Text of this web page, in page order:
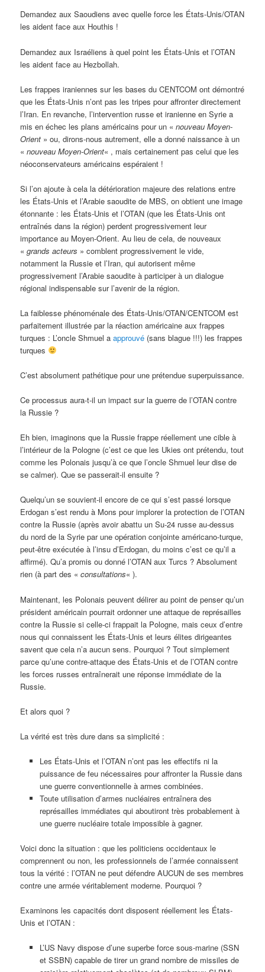
Demandez aux Saoudiens avec quelle force les États-Unis/OTAN
les aident face aux Houthis !
Demandez aux Israéliens à quel point les États-Unis et l’OTAN
les aident face au Hezbollah.
Les frappes iraniennes sur les bases du CENTCOM ont démontré
que les États-Unis n’ont pas les tripes pour affronter directement
l’Iran. En revanche, l’intervention russe et iranienne en Syrie a
mis en échec les plans américains pour un «nouveau Moyen-
Orient » ou, dirons-nous autrement, elle a donné naissance à un
«nouveau Moyen-Orient« , mais certainement pas celui que les
néoconservateurs américains espéraient !
Si l’on ajoute à cela la détérioration majeure des relations entre
les États-Unis et l’Arabie saoudite de MBS, on obtient une image
étonnante : les États-Unis et l’OTAN (que les États-Unis ont
entraînés dans la région) perdent progressivement leur
importance au Moyen-Orient. Au lieu de cela, de nouveaux
«grands acteurs » comblent progressivement le vide,
notamment la Russie et l’Iran, qui autorisent même
progressivement l’Arabie saoudite à participer à un dialogue
régional indispensable sur l’avenir de la région.
La faiblesse phénoménale des États-Unis/OTAN/CENTCOM est
parfaitement illustrée par la réaction américaine aux frappes
turques : L’oncle Shmuel aapprouvé (sans blague !!!) les frappes
turques
C’est absolument pathétique pour une prétendue superpuissance.
Ce processus aura-t-il un impact sur la guerre de l’OTAN contre
la Russie ?
Eh bien, imaginons que la Russie frappe réellement une cible à
l’intérieur de la Pologne (c’est ce que les Ukies ont prétendu, tout
comme les Polonais jusqu’à ce que l’oncle Shmuel leur dise de
se calmer). Que se passerait-il ensuite ?
Quelqu’un se souvient-il encore de ce qui s’est passé lorsque
Erdogan s’est rendu à Mons pour implorer la protection de l’OTAN
contre la Russie (après avoir abattu un Su-24 russe au-dessus
du nord de la Syrie par une opération conjointe américano-turque,
peut-être exécutée à l’insu d’Erdogan, du moins c’est ce qu’il a
affirmé). Qu’a promis ou donné l’OTAN aux Turcs ? Absolument
rien (à part des «consultations« ).
Maintenant, les Polonais peuvent délirer au point de penser qu’un
président américain pourrait ordonner une attaque de représailles
contre la Russie si celle-ci frappait la Pologne, mais ceux d’entre
nous qui connaissent les États-Unis et leurs élites dirigeantes
savent que cela n’a aucun sens. Pourquoi ? Tout simplement
parce qu’une contre-attaque des États-Unis et de l’OTAN contre
les forces russes entraînerait une réponse immédiate de la
Russie.
Et alors quoi ?
La vérité est très dure dans sa simplicité :
Les États-Unis et l’OTAN n’ont pas les effectifs ni la
puissance de feu nécessaires pour affronter la Russie dans
une guerre conventionnelle à armes combinées.
Toute utilisation d’armes nucléaires entraînera des
représailles immédiates qui aboutiront très probablement à
une guerre nucléaire totale impossible à gagner.
Voici donc la situation : que les politiciens occidentaux le
comprennent ou non, les professionnels de l’armée connaissent
tous la vérité : l’OTAN ne peut défendre AUCUN de ses membres
contre une armée véritablement moderne. Pourquoi ?
Examinons les capacités dont disposent réellement les États-
Unis et l’OTAN :
L’US Navy dispose d’une superbe force sous-marine (SSN
et SSBN) capable de tirer un grand nombre de missiles de